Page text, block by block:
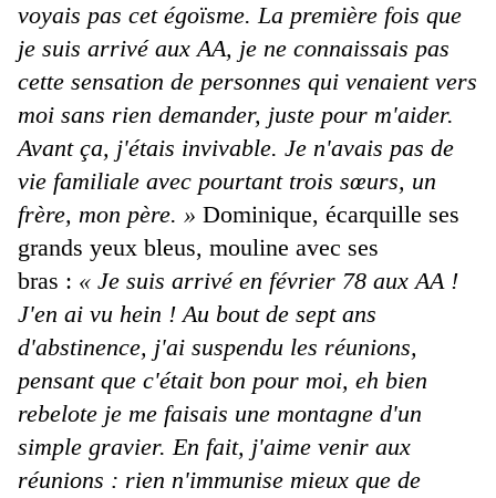
voyais pas cet égoïsme. La première fois que
je suis arrivé aux AA, je ne connaissais pas
cette sensation de personnes qui venaient vers
moi sans rien demander, juste pour m'aider.
Avant ça, j'étais invivable. Je n'avais pas de
vie familiale avec pourtant trois sœurs, un
frère, mon père. » Dominique, écarquille ses
grands yeux bleus, mouline avec ses
bras : « Je suis arrivé en février 78 aux AA !
J'en ai vu hein ! Au bout de sept ans
d'abstinence, j'ai suspendu les réunions,
pensant que c'était bon pour moi, eh bien
rebelote je me faisais une montagne d'un
simple gravier. En fait, j'aime venir aux
réunions : rien n'immunise mieux que de